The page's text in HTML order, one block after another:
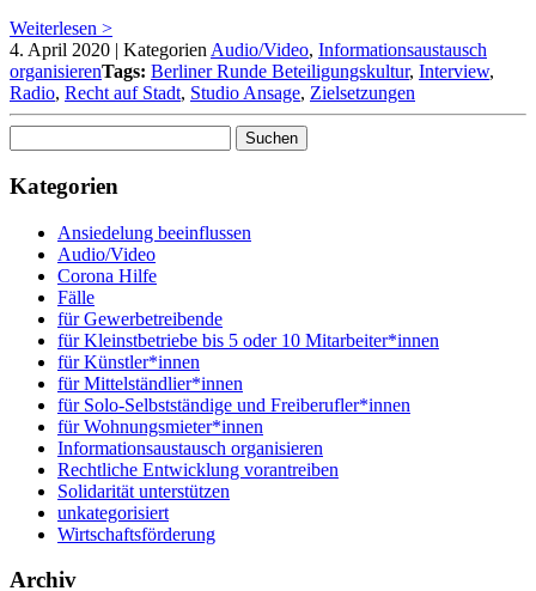
Weiterlesen >
4. April 2020 | Kategorien Audio/Video, Informationsaustausch
organisierenTags: Berliner Runde Beteiligungskultur, Interview,
Radio, Recht auf Stadt, Studio Ansage, Zielsetzungen
nach:
Kategorien
Ansiedelung beeinflussen
Audio/Video
Corona Hilfe
Fälle
für Gewerbetreibende
für Kleinstbetriebe bis 5 oder 10 Mitarbeiter*innen
für Künstler*innen
für Mittelständlier*innen
für Solo-Selbstständige und Freiberufler*innen
für Wohnungsmieter*innen
Informationsaustausch organisieren
Rechtliche Entwicklung vorantreiben
Solidarität unterstützen
unkategorisiert
Wirtschaftsförderung
Archiv